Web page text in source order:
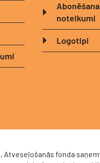
noteikumi
Logotipi
Atveseļošanās fonda